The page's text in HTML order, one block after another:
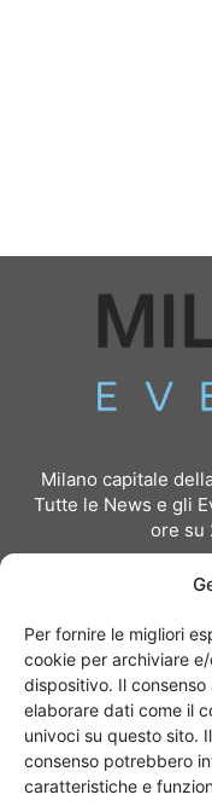
Per fornire le migliori
cookie per archiviare
dispositivo. Il
elaborare dati come il
univoci su questo sito.
consenso potrebbero
caratteristiche e
Milano capitale
Tutte le News e gli
ore su
Per inviare
Per